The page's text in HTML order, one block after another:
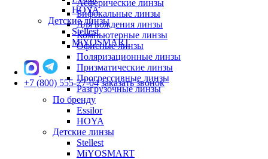
Асферические линзы
Бифокальные линзы
Для вождения линзы
Компьютерные линзы
Офисные линзы
Поляризационные линзы
Призматические линзы
Прогрессивные линзы
Разгрузочные линзы
По бренду
Essilor
HOYA
Детские линзы
Stellest
MiYOSMART
HOYA
Детские линзы
Stellest
MiYOSMART
+7 (800) 555-27-04 заказать звонок